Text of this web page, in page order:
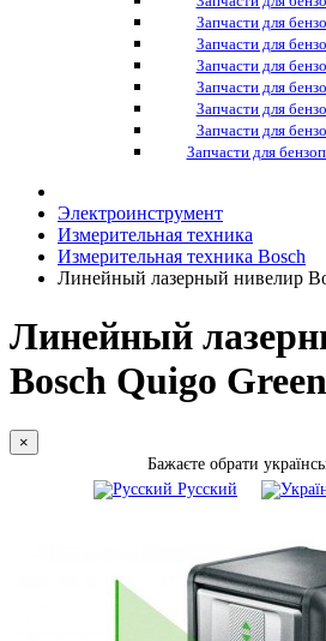
Запчасти для
Запчасти для
Запчасти для
Запчасти для
Запчасти для
Запчасти для
Запчасти для
Электроинструмент
Измерительная техника
Измерительная техника Bosch
Линейный лазерный нивелир
Линейный
Bosch Quigo
×
Бажаєте обрати
Русский